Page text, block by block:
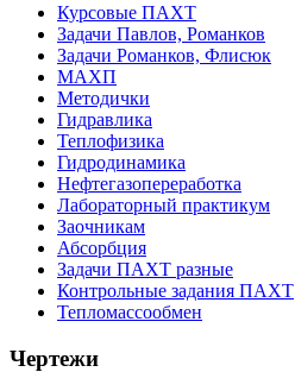
Курсовые ПАХТ
Задачи Павлов, Романков
Задачи Романков, Флисюк
МАХП
Методички
Гидравлика
Теплофизика
Гидродинамика
Нефтегазопереработка
Лабораторный практикум
Заочникам
Абсорбция
Задачи ПАХТ разные
Контрольные задания ПАХТ
Тепломассообмен
Чертежи